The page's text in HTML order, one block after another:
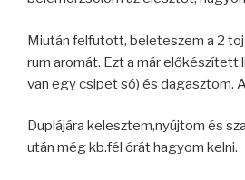
Miután felfutott, beleteszem a 2
rum aromát. Ezt a már előkészített
van egy csipet só) és dagasztom.
Duplájára kelesztem,nyújtom és
után még kb.fél órát hagyom kelni.